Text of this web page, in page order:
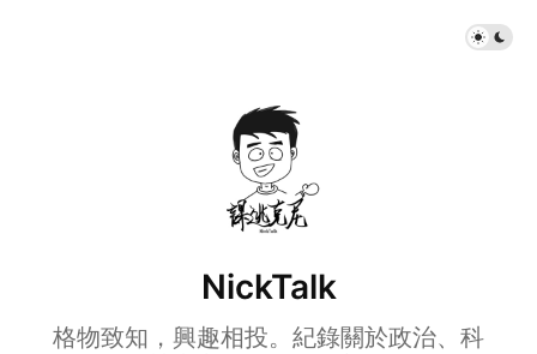
NickTalk
格物致知，興趣相投。紀錄關於政治、科